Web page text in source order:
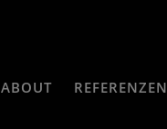
ABOUT REFERENZEN